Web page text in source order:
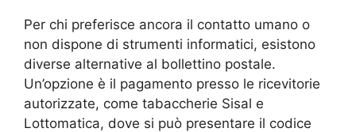
Per chi preferisce ancora il contatto umano o
non dispone di strumenti informatici, esistono
diverse alternative al bollettino postale.
Un’opzione è il pagamento presso le ricevitorie
autorizzate, come tabaccherie Sisal e
Lottomatica, dove si può presentare il codice